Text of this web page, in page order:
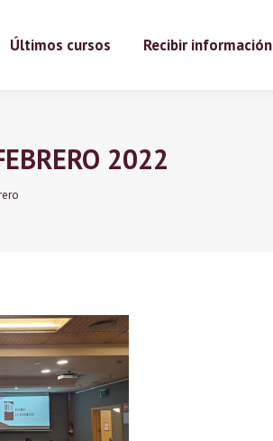
Últimos cursos Recibir información
2022